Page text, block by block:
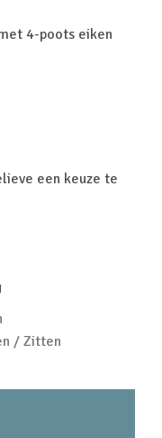
4-poots eiken
een keuze te
/ Zitten